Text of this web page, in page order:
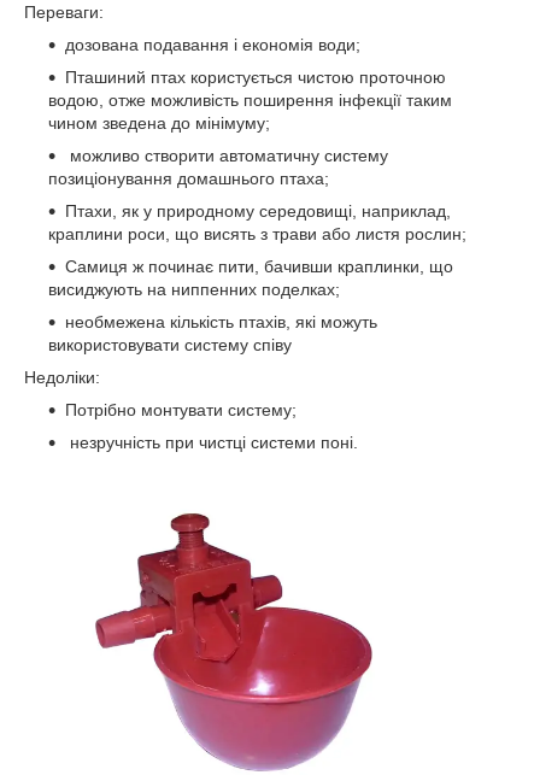
Переваги:
дозована подавання і економія води;
Пташиний птах користується чистою проточною
водою, отже можливість поширення інфекції таким
чином зведена до мінімуму;
можливо створити автоматичну систему
позиціонування домашнього птаха;
Птахи, як у природному середовищі, наприклад,
краплини роси, що висять з трави або листя рослин;
Самиця ж починає пити, бачивши краплинки, що
висиджують на ниппенних поделках;
необмежена кількість птахів, які можуть
використовувати систему співу
Недоліки:
Потрібно монтувати систему;
незручність при чистці системи поні.